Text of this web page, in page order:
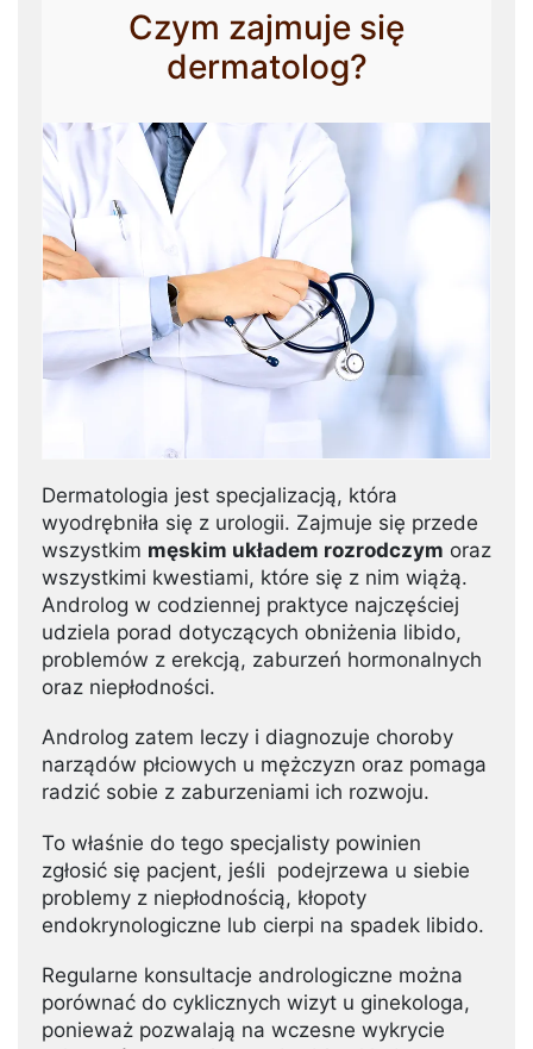
Czym zajmuje się
dermatolog?
Dermatologia jest specjalizacją, która
wyodrębniła się z urologii. Zajmuje się przede
wszystkim męskim układem rozrodczym oraz
wszystkimi kwestiami, które się z nim wiążą.
Androlog w codziennej praktyce najczęściej
udziela porad dotyczących obniżenia libido,
problemów z erekcją, zaburzeń hormonalnych
oraz niepłodności.
Androlog zatem leczy i diagnozuje choroby
narządów płciowych u mężczyzn oraz pomaga
radzić sobie z zaburzeniami ich rozwoju.
To właśnie do tego specjalisty powinien
zgłosić się pacjent, jeśli podejrzewa u siebie
problemy z niepłodnością, kłopoty
endokrynologiczne lub cierpi na spadek libido.
Regularne konsultacje andrologiczne można
porównać do cyklicznych wizyt u ginekologa,
ponieważ pozwalają na wczesne wykrycie